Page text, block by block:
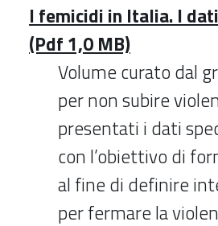
I femicidi in Italia. I
(Pdf 1,0 MB)
Volume curato dal
per non subire
presentati i dati
con l’obiettivo di
al fine di definire
per fermare la